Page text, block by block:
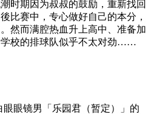
时期因为叔叔的鼓励，重新找回
比赛中，专心做好自己的本分，
然而满腔热血升上高中、准备加
学校的排球队似乎不太对劲……
眼眼镜男「乐园君（暂定）」的